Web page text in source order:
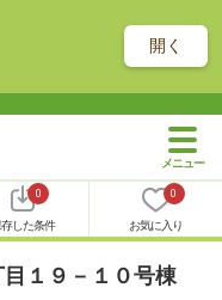
開く
0
した条件
0
お気に入り
１９－１０号棟